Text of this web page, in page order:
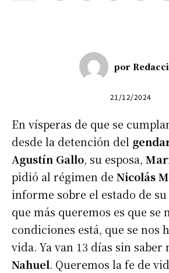
por
21/12/2024
En vísperas de que se
desde la detención del
Agustín Gallo, su esposa,
pidió al régimen de Nicolás
informe sobre el estado de
que más queremos es que se
condiciones está, que se nos
vida. Ya van 13 días sin saber
Nahuel. Queremos la fe de